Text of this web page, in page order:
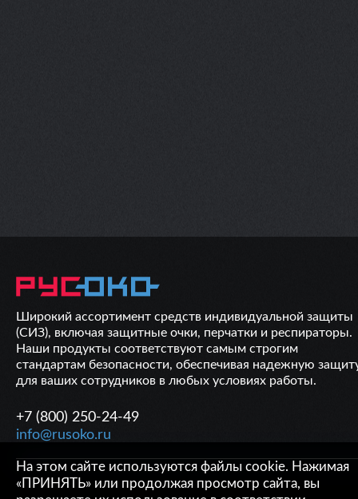
Широкий ассортимент средств индивидуальной защиты
(СИЗ), включая защитные очки, перчатки и респираторы.
Наши продукты соответствуют самым строгим
стандартам безопасности, обеспечивая надежную
для ваших сотрудников в любых условиях работы.
+7 (800) 250-24-49
info@rusoko.ru
ОБРАТНАЯ СВЯЗЬ
На этом сайте используются файлы cookie. Нажимая
«ПРИНЯТЬ» или продолжая просмотр сайта, вы